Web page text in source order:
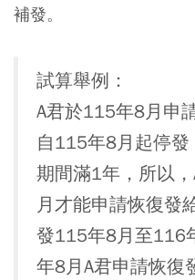
補發。
試算舉例：
A君於115年8月申
自115年8月起停
期間滿1年，所以
月才能申請恢復發
發115年8月至116
年8月A君申請恢復